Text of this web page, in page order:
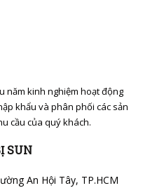
năm kinh nghiệm hoạt động
khẩu và phân phối các sản
cầu của quý khách.
SUN
An Hội Tây, TP.HCM